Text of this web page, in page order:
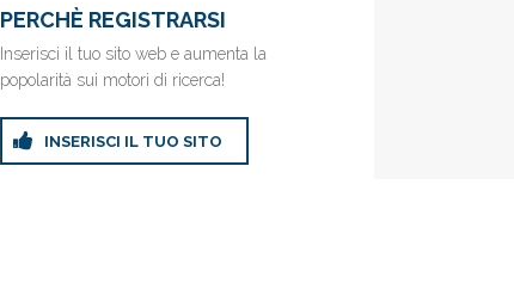
PERCHÈ REGISTRARSI
Inserisci il tuo sito web e aumenta la
popolarità sui motori di ricerca!
INSERISCI IL TUO SITO